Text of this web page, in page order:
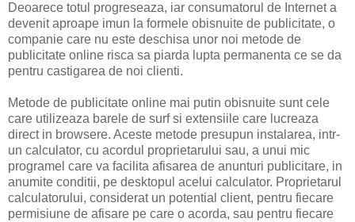
Deoarece totul progreseaza, iar consumatorul de Internet a
devenit aproape imun la formele obisnuite de publicitate, o
companie care nu este deschisa unor noi metode de
publicitate online risca sa piarda lupta permanenta ce se da
pentru castigarea de noi clienti.
Metode de publicitate online mai putin obisnuite sunt cele
care utilizeaza barele de surf si extensiile care lucreaza
direct in browsere. Aceste metode presupun instalarea, intr-
un calculator, cu acordul proprietarului sau, a unui mic
programel care va facilita afisarea de anunturi publicitare, in
anumite conditii, pe desktopul acelui calculator. Proprietarul
calculatorului, considerat un potential client, pentru fiecare
permisiune de afisare pe care o acorda, sau pentru fiecare